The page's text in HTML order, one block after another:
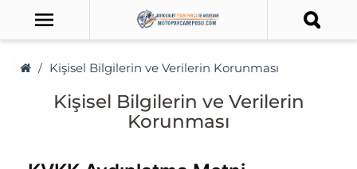
Kişisel Bilgilerin ve Verilerin Korunması
Kişisel Bilgilerin ve Verilerin
Korunması